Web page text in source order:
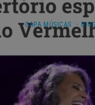
CAPA MÚSICAS